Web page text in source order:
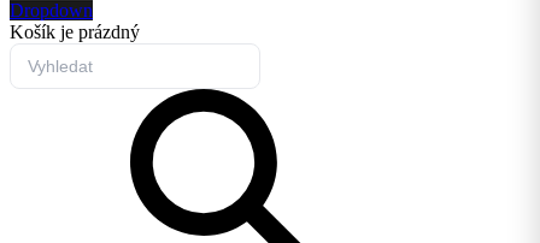
Dropdown
Košík je prázdný